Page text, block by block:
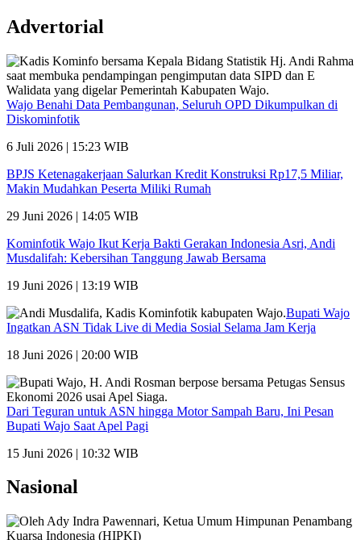
Advertorial
Wajo Benahi Data Pembangunan, Seluruh OPD Dikumpulkan di
Diskominfotik
6 Juli 2026 | 15:23 WIB
BPJS Ketenagakerjaan Salurkan Kredit Konstruksi Rp17,5 Miliar,
Makin Mudahkan Peserta Miliki Rumah
29 Juni 2026 | 14:05 WIB
Kominfotik Wajo Ikut Kerja Bakti Gerakan Indonesia Asri, Andi
Musdalifah: Kebersihan Tanggung Jawab Bersama
19 Juni 2026 | 13:19 WIB
Bupati Wajo
Ingatkan ASN Tidak Live di Media Sosial Selama Jam Kerja
18 Juni 2026 | 20:00 WIB
Dari Teguran untuk ASN hingga Motor Sampah Baru, Ini Pesan
Bupati Wajo Saat Apel Pagi
15 Juni 2026 | 10:32 WIB
Nasional